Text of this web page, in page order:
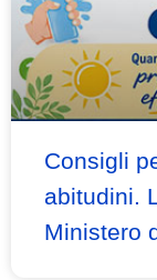
Consigli
abitudini.
Ministero